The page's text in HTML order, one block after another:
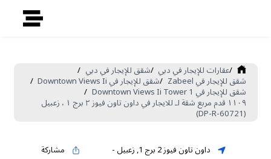
/عقارات للإيجار في دبي /شقق للإيجار في دبي /
شقق للإيجار في Zabeel /شقق للإيجار في Downtown Views Ii /
شقق للإيجار في Downtown Views Ii Tower 1 /
١١٠٩ قدم مربع شقة لـ للايجار في داون تاون فيوز ٢ برج ١ ، زعبيل
(DP-R-60721)
داون تاون فيوز 2 برج 1 ,زعبيل- مشاركة